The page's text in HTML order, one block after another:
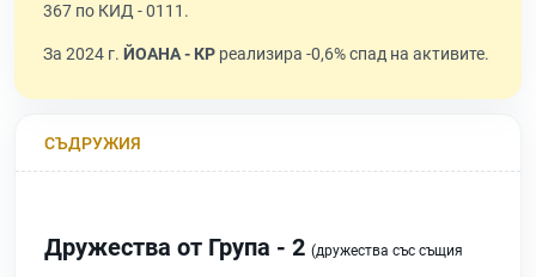
367 по КИД - 0111.
За 2024 г. ЙОАНА - КР реализира -0,6% спад на активите.
СЪДРУЖИЯ
Дружества от Група - 2 (дружества със същия